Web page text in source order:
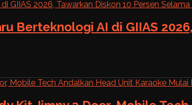
Berteknologi AI di GIIAS